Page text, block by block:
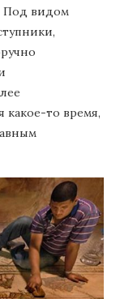
Под видом
какое-то время,